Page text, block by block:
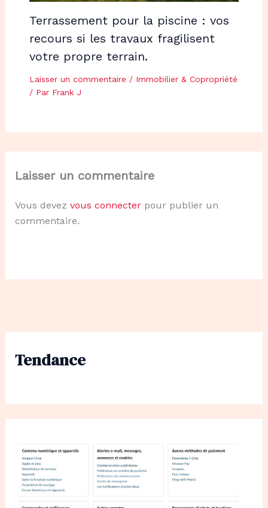
Tendance
Terrassement pour la piscine : vos
recours si les travaux fragilisent
votre propre terrain.
Laisser un commentaire / Immobilier & Copropriété
/ Par Frank J
Laisser un commentaire
Vous devez vous connecterpour publier un
commentaire.